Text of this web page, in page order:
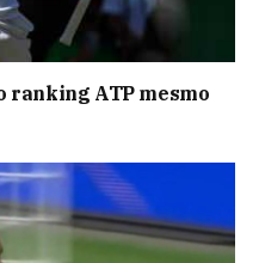
ranking ATP mesmo